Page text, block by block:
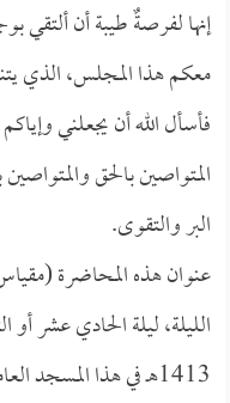
إنها لفرصةٌ طيبة أن ألتقي
معكم هذا المجلس، الذي
فأسأل الله أن يجعلني
المتواصين بالحق
البر والتقوى.
عنوان هذه المحاضرة
الليلة، ليلة الحادي عشر
1413هـ في هذا المسجد العامر، جامع الإسكان بـ